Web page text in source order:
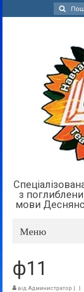
Пошук
для:
з
мови
Меню
Про школу
Дошка
ф11
від Администратор | |